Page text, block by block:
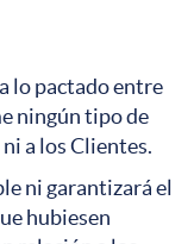
lo pactado entre
ningún tipo de
a los Clientes.
ni garantizará el
hubiesen